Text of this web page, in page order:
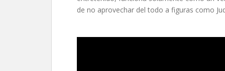
de no aprovechar del todo a figuras como